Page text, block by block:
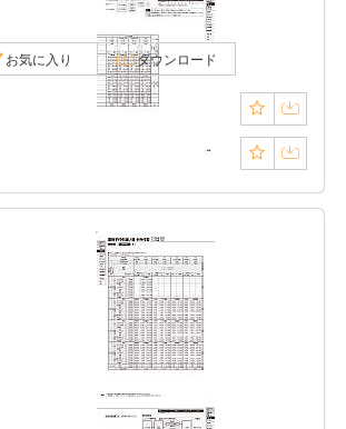
お気に入り ダウンロード